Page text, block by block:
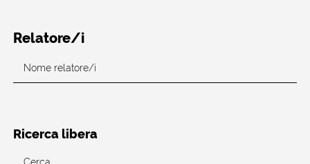
Relatore/i
Ricerca libera